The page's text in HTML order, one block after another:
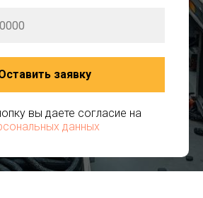
заявку
вы даете согласие на
данных